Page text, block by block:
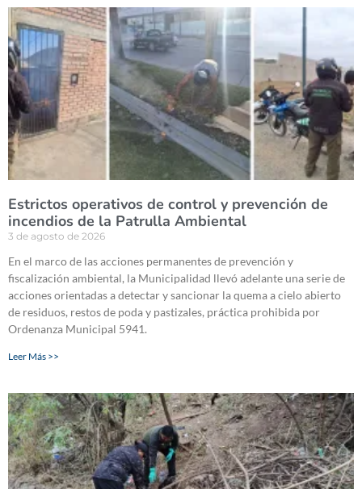
Estrictos operativos de control y prevención de
incendios de la Patrulla Ambiental
3 de agosto de 2026
En el marco de las acciones permanentes de prevención y
fiscalización ambiental, la Municipalidad llevó adelante una serie de
acciones orientadas a detectar y sancionar la quema a cielo abierto
de residuos, restos de poda y pastizales, práctica prohibida por
Ordenanza Municipal 5941.
Leer Más >>